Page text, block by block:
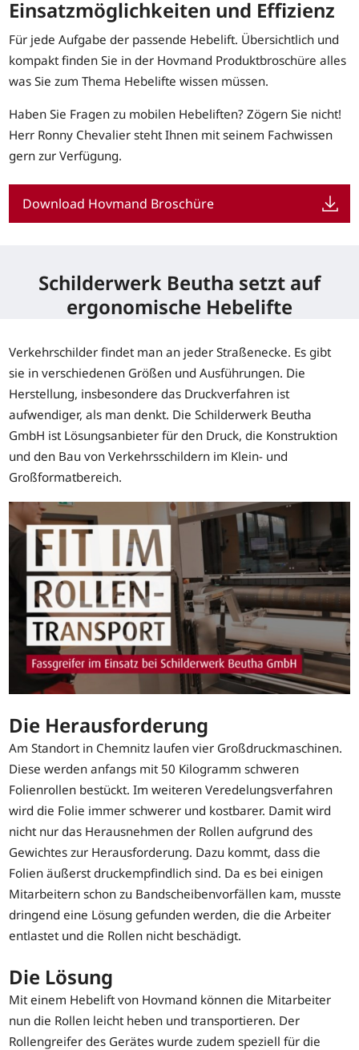
Einsatzmöglichkeiten und Effizienz
Für jede Aufgabe der passende Hebelift. Übersichtlich und
kompakt finden Sie in der Hovmand Produktbroschüre alles
was Sie zum Thema Hebelifte wissen müssen.
Haben Sie Fragen zu mobilen Hebeliften? Zögern Sie nicht!
Herr Ronny Chevalier steht Ihnen mit seinem Fachwissen
gern zur Verfügung.
Download Hovmand Broschüre
Schilderwerk Beutha setzt auf
ergonomische Hebelifte
Verkehrschilder findet man an jeder Straßenecke. Es gibt
sie in verschiedenen Größen und Ausführungen. Die
Herstellung, insbesondere das Druckverfahren ist
aufwendiger, als man denkt. Die Schilderwerk Beutha
GmbH ist Lösungsanbieter für den Druck, die Konstruktion
und den Bau von Verkehrsschildern im Klein- und
Großformatbereich.
Die Herausforderung
Am Standort in Chemnitz laufen vier Großdruckmaschinen.
Diese werden anfangs mit 50 Kilogramm schweren
Folienrollen bestückt. Im weiteren Veredelungsverfahren
wird die Folie immer schwerer und kostbarer. Damit wird
nicht nur das Herausnehmen der Rollen aufgrund des
Gewichtes zur Herausforderung. Dazu kommt, dass die
Folien äußerst druckempfindlich sind. Da es bei einigen
Mitarbeitern schon zu Bandscheibenvorfällen kam, musste
dringend eine Lösung gefunden werden, die die Arbeiter
entlastet und die Rollen nicht beschädigt.
Die Lösung
Mit einem Hebelift von Hovmand können die Mitarbeiter
nun die Rollen leicht heben und transportieren. Der
Rollengreifer des Gerätes wurde zudem speziell für die